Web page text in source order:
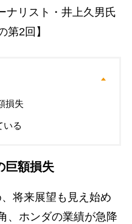
ナリスト・井上久男氏
第2回】
損失
いる
巨額損失
将来展望も見え始め
、ホンダの業績が急降